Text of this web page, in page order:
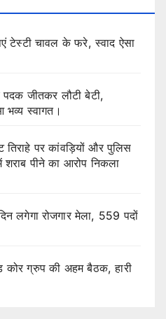
टेस्टी चावल के फरे, स्वाद ऐसा
जीतकर लौटी बेटी,
भव्य स्वागत।
तिराहे पर कांवड़ियों और पुलिस
पीने का आरोप निकला
लगेगा रोजगार मेला, 559 पदों
कोर ग्रुप की अहम बैठक, हारी